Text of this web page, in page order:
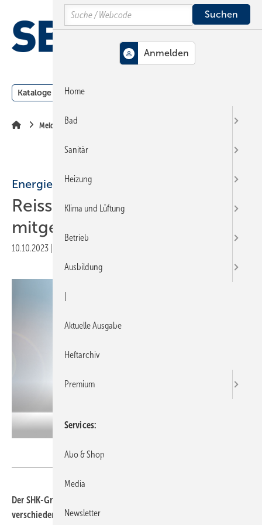
Hauptinhalt
Hauptmenü
SiteSearch
Kataloge Meldungen
Meldungen
Energiewende
Reisser: CO2-neutrale Welt
mitgestalten
10.10.2023
Der SHK-Großhändler Reisser hält für eine CO
verschiedene Strategien, Lösungen und Komponenten bereit.
Search
Home
Bad
Sanitär
Heizung
Klima und Lüftung
Betrieb
Ausbildung
Aktuelle Ausgabe
Heftarchiv
Premium
Services
Abo & Shop
Media
Newsletter